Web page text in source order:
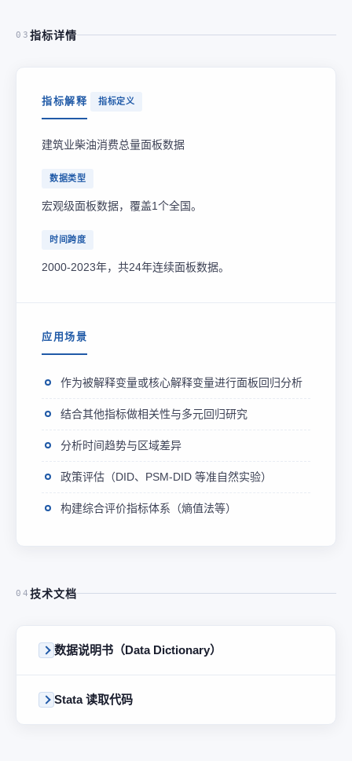
03 指标详情
指标解释 指标定义
建筑业柴油消费总量面板数据
数据类型
宏观级面板数据，覆盖1个全国。
时间跨度
2000-2023年，共24年连续面板数据。
应用场景
作为被解释变量或核心解释变量进行面板回归分析
结合其他指标做相关性与多元回归研究
分析时间趋势与区域差异
政策评估（DID、PSM-DID 等准自然实验）
构建综合评价指标体系（熵值法等）
04 技术文档
数据说明书（Data Dictionary）
Stata 读取代码